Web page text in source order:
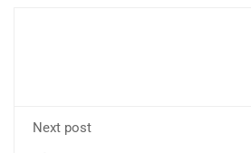
Next post